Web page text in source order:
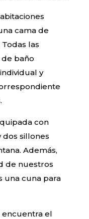
cama de
las
baño
y
con
dos sillones
Además,
de nuestros
una cuna para
encuentra el